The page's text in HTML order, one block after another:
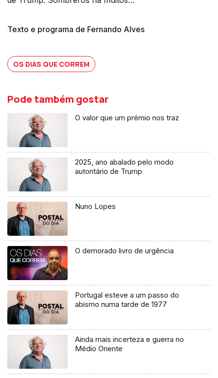
Texto e programa de Fernando Alves
OS DIAS QUE CORREM
Pode também gostar
O valor que um prémio nos traz
2025, ano abalado pelo modo
autoritário de Trump
Nuno Lopes
O demorado livro de urgência
Portugal esteve a um passo do
abismo numa tarde de 1977
Ainda mais incerteza e guerra no
Médio Oriente